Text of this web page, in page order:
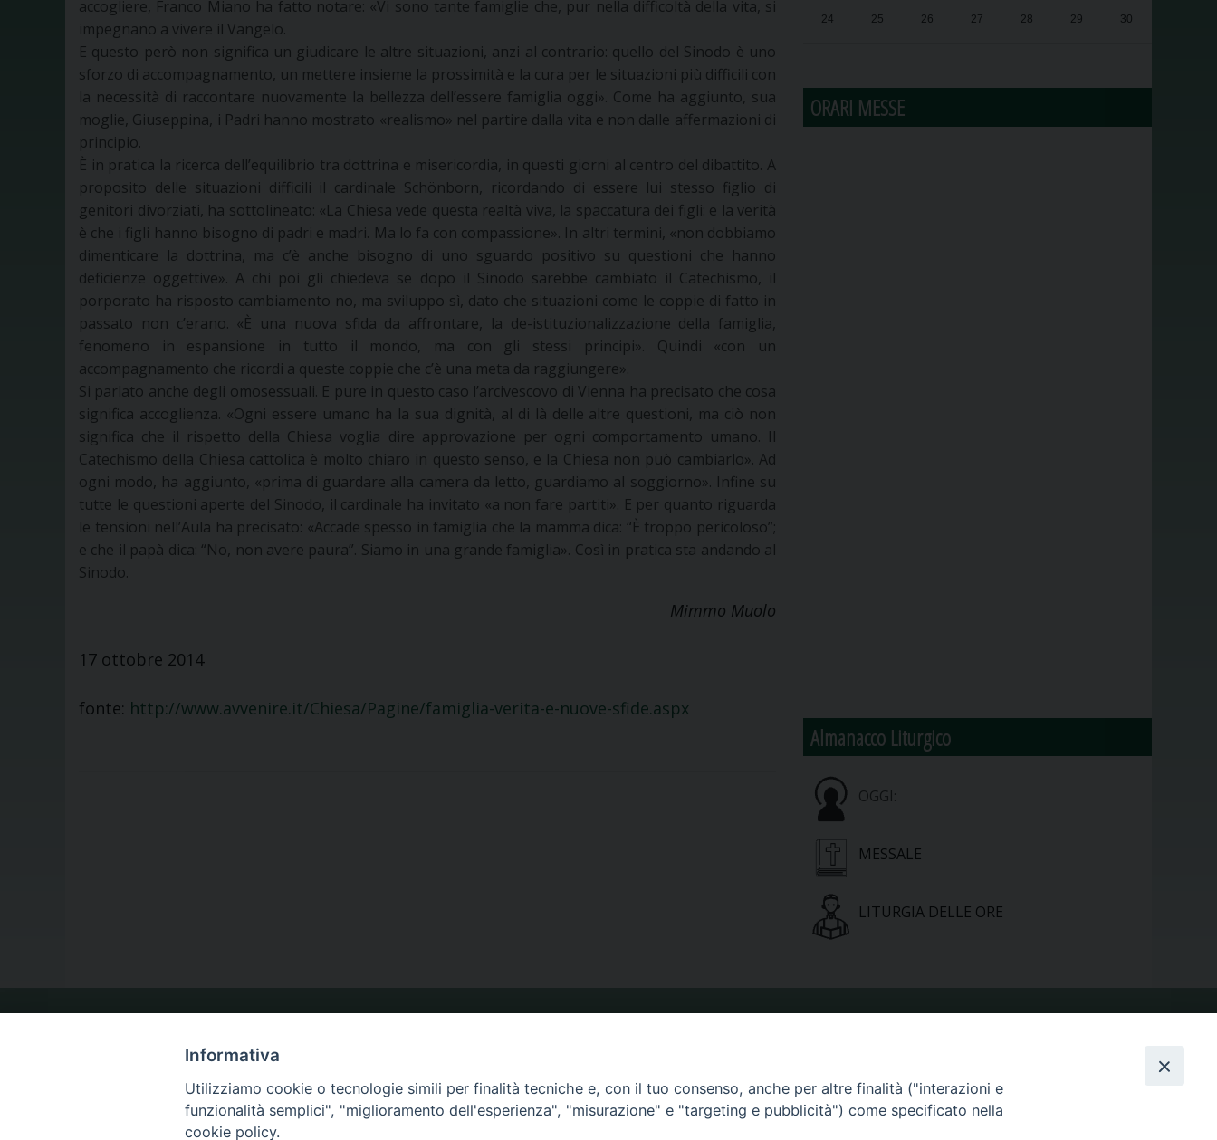
accogliere, Franco Miano ha fatto notare: «Vi sono tante famiglie che, pur nella difficoltà della vita, si
impegnano a vivere il Vangelo.
E questo però non significa un giudicare le altre situazioni, anzi al contrario: quello del Sinodo è uno
sforzo di accompagnamento, un mettere insieme la prossimità e la cura per le situazioni più difficili con
la necessità di raccontare nuovamente la bellezza dell’essere famiglia oggi». Come ha aggiunto, sua
moglie, Giuseppina, i Padri hanno mostrato «realismo» nel partire dalla vita e non dalle affermazioni di
principio.
È in pratica la ricerca dell’equilibrio tra dottrina e misericordia, in questi giorni al centro del dibattito. A
proposito delle situazioni difficili il cardinale Schönborn, ricordando di essere lui stesso figlio di
genitori divorziati, ha sottolineato: «La Chiesa vede questa realtà viva, la spaccatura dei figli: e la verità
è che i figli hanno bisogno di padri e madri. Ma lo fa con compassione». In altri termini, «non dobbiamo
dimenticare la dottrina, ma c’è anche bisogno di uno sguardo positivo su questioni che hanno
deficienze oggettive». A chi poi gli chiedeva se dopo il Sinodo sarebbe cambiato il Catechismo, il
porporato ha risposto cambiamento no, ma sviluppo sì, dato che situazioni come le coppie di fatto in
passato non c’erano. «È una nuova sfida da affrontare, la de-istituzionalizzazione della famiglia,
fenomeno in espansione in tutto il mondo, ma con gli stessi principi». Quindi «con un
accompagnamento che ricordi a queste coppie che c’è una meta da raggiungere».
Si parlato anche degli omosessuali. E pure in questo caso l’arcivescovo di Vienna ha precisato che cosa
significa accoglienza. «Ogni essere umano ha la sua dignità, al di là delle altre questioni, ma ciò non
significa che il rispetto della Chiesa voglia dire approvazione per ogni comportamento umano. Il
Catechismo della Chiesa cattolica è molto chiaro in questo senso, e la Chiesa non può cambiarlo». Ad
ogni modo, ha aggiunto, «prima di guardare alla camera da letto, guardiamo al soggiorno». Infine su
tutte le questioni aperte del Sinodo, il cardinale ha invitato «a non fare partiti». E per quanto riguarda
le tensioni nell’Aula ha precisato: «Accade spesso in famiglia che la mamma dica: “È troppo pericoloso”;
e che il papà dica: “No, non avere paura”. Siamo in una grande famiglia». Così in pratica sta andando al
Sinodo.
Mimmo Muolo
17 ottobre 2014
fonte: http://www.avvenire.it/Chiesa/Pagine/famiglia-verita-e-nuove-sfide.aspx
24 25 26 27 28 29 30
ORARI MESSE
Almanacco Liturgico
OGGI:
MESSALE
LITURGIA DELLE ORE
LA NOSTRA DIOCESI
IL VESCOVO
CALENDARIO PASTORALE
PHOTOGALLERY
Informativa
Utilizziamo cookie o tecnologie simili per finalità tecniche e, con il tuo consenso, anche per altre finalità ("interazioni e
funzionalità semplici", "miglioramento dell'esperienza", "misurazione" e "targeting e pubblicità") come specificato nella
cookie policy.